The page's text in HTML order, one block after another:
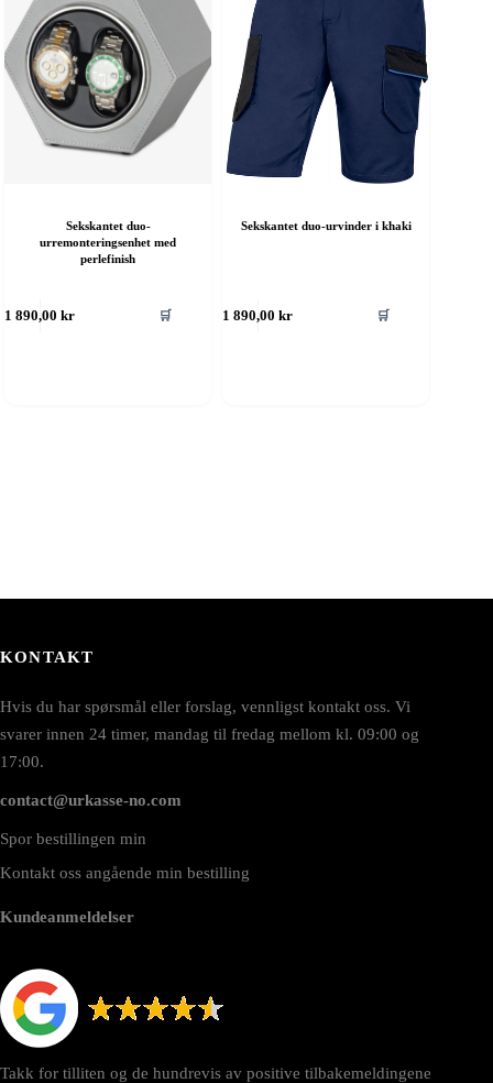
Sekskantet duo-
urremonteringsenhet med
perlefinish
1 890,00kr 🛒
Sekskantet duo-urvinder i khaki
1 890,00kr 🛒
KONTAKT
Hvis du har spørsmål eller forslag, vennligst kontakt oss. Vi
svarer innen 24 timer, mandag til fredag mellom kl. 09:00 og
17:00.
contact@urkasse-no.com
Spor bestillingen min
Kontakt oss angående min bestilling
Kundeanmeldelser
Takk for tilliten og de hundrevis av positive tilbakemeldingene